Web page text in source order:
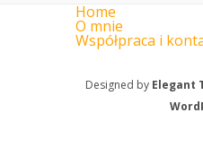
Home
O mnie
Współpraca i
Designed by Elegant